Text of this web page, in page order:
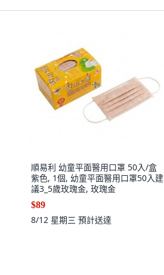
順易利 幼童平面醫用口罩 50入/盒
紫色, 1個, 幼童平面醫用口罩50入建
議3_5歲玫瑰金, 玫瑰金
$89
8/12 星期三 預計送達